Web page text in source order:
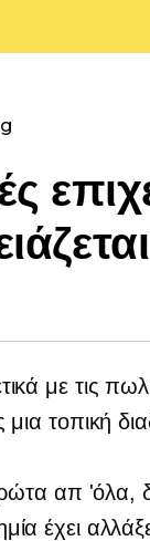
με τις
τοπική
απ 'όλα,
έχει